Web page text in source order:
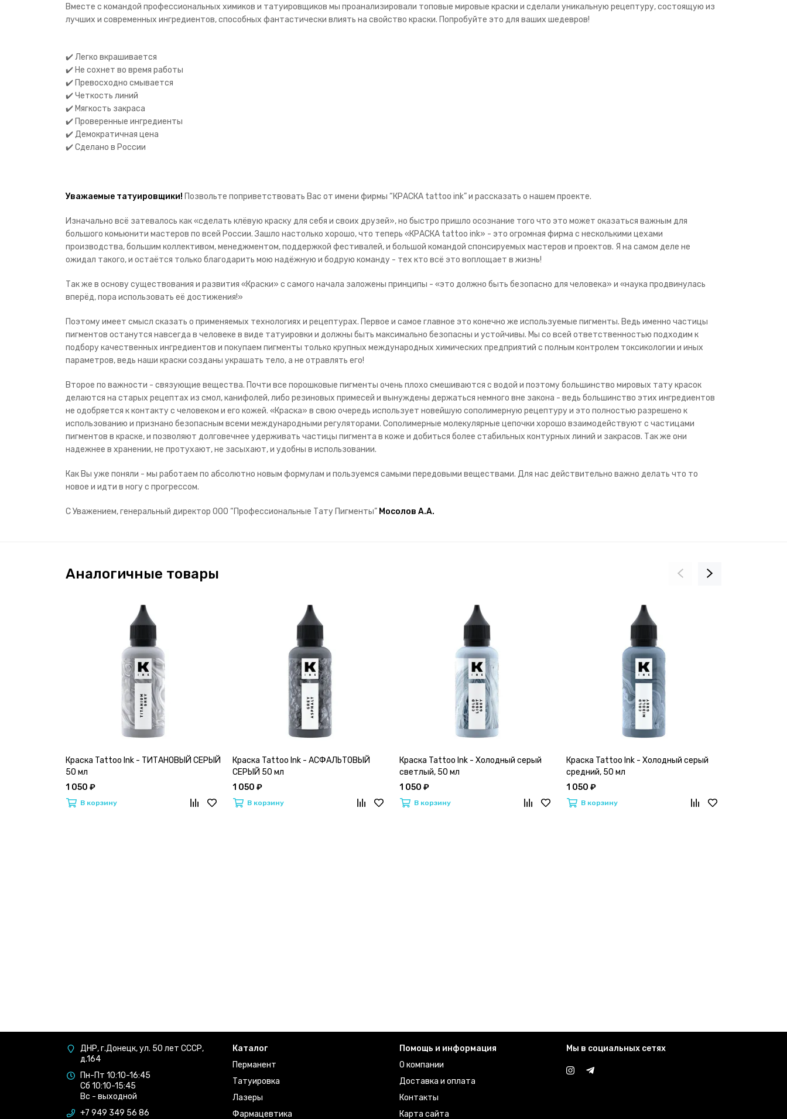
Вместе с командой профессиональных химиков и татуировщиков мы проанализировали топовые мировые краски и сделали уникальную рецептуру, состоящую из
лучших и современных ингредиентов, способных фантастически влиять на свойство краски. Попробуйте это для ваших шедевров!
✔️ Легко вкрашивается
✔️ Не сохнет во время работы
✔️ Превосходно смывается
✔️ Четкость линий
✔️ Мягкость закраса
✔️ Проверенные ингредиенты
✔️ Демократичная цена
✔️ Сделано в России
Уважаемые татуировщики! Позвольте поприветствовать Вас от имени фирмы “КРАСКА tattoo ink” и рассказать о нашем проекте.
Изначально всё затевалось как «сделать клёвую краску для себя и своих друзей», но быстро пришло осознание того что это может оказаться важным для
большого комьюнити мастеров по всей России. Зашло настолько хорошо, что теперь «КРАСКА tattoo ink» - это огромная фирма с несколькими цехами
производства, большим коллективом, менеджментом, поддержкой фестивалей, и большой командой спонсируемых мастеров и проектов. Я на самом деле не
ожидал такого, и остаётся только благодарить мою надёжную и бодрую команду - тех кто всё это воплощает в жизнь!
Так же в основу существования и развития «Краски» с самого начала заложены принципы - «это должно быть безопасно для человека» и «наука продвинулась
вперёд, пора использовать её достижения!»
Поэтому имеет смысл сказать о применяемых технологиях и рецептурах. Первое и самое главное это конечно же используемые пигменты. Ведь именно частицы
пигментов останутся навсегда в человеке в виде татуировки и должны быть максимально безопасны и устойчивы. Мы со всей ответственностью подходим к
подбору качественных ингредиентов и покупаем пигменты только крупных международных химических предприятий с полным контролем токсикологии и иных
параметров, ведь наши краски созданы украшать тело, а не отравлять его!
Второе по важности - связующие вещества. Почти все порошковые пигменты очень плохо смешиваются с водой и поэтому большинство мировых тату красок
делаются на старых рецептах из смол, канифолей, либо резиновых примесей и вынуждены держаться немного вне закона - ведь большинство этих ингредиентов
не одобряется к контакту с человеком и его кожей. «Краска» в свою очередь использует новейшую сополимерную рецептуру и это полностью разрешено к
использованию и признано безопасным всеми международными регуляторами. Сополимерные молекулярные цепочки хорошо взаимодействуют с частицами
пигментов в краске, и позволяют долговечнее удерживать частицы пигмента в коже и добиться более стабильных контурных линий и закрасов. Так же они
надежнее в хранении, не протухают, не засыхают, и удобны в использовании.
Как Вы уже поняли - мы работаем по абсолютно новым формулам и пользуемся самыми передовыми веществами. Для нас действительно важно делать что то
новое и идти в ногу с прогрессом.
С Уважением, генеральный директор ООО “Профессиональные Тату Пигменты” Мосолов А.А.
Аналогичные товары
Краска Tattoo Ink - ТИТАНОВЫЙ СЕРЫЙ
50 мл
1 050 ₽
В корзину
Краска Tattoo Ink - АСФАЛЬТОВЫЙ
СЕРЫЙ 50 мл
1 050 ₽
В корзину
Краска Tattoo Ink - Холодный серый
светлый, 50 мл
1 050 ₽
В корзину
Краска Tattoo Ink - Холодный серый
средний, 50 мл
1 050 ₽
В корзину
ДНР, г.Донецк, ул. 50 лет СССР,
д.164
Пн-Пт 10:10-16:45
Сб 10:10-15:45
Вс - выходной
+7 949 349 56 86
Каталог
Перманент
Татуировка
Лазеры
Фармацевтика
Помощь и информация
О компании
Доставка и оплата
Контакты
Карта сайта
Мы в социальных сетях